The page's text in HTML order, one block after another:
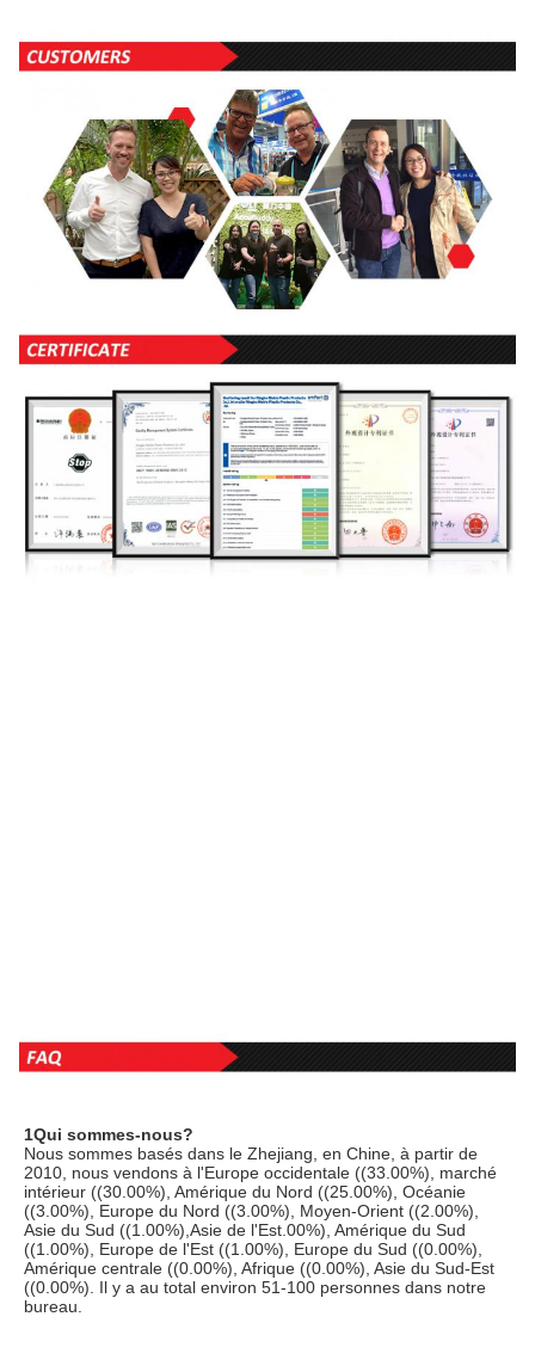
1Qui sommes-nous?
Nous sommes basés dans le Zhejiang, en Chine, à partir de
2010, nous vendons à l'Europe occidentale ((33.00%), marché
intérieur ((30.00%), Amérique du Nord ((25.00%), Océanie
((3.00%), Europe du Nord ((3.00%), Moyen-Orient ((2.00%),
Asie du Sud ((1.00%),Asie de l'Est.00%), Amérique du Sud
((1.00%), Europe de l'Est ((1.00%), Europe du Sud ((0.00%),
Amérique centrale ((0.00%), Afrique ((0.00%), Asie du Sud-Est
((0.00%). Il y a au total environ 51-100 personnes dans notre
bureau.